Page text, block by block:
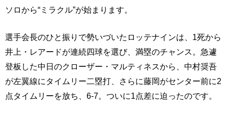
ソロから“ミラクル”が始まります。
選手会長のひと振りで勢いづいたロッテナインは、1死から
井上・レアードが連続四球を選び、満塁のチャンス。急遽
登板した中日のクローザー・マルティネスから、中村奨吾
が左翼線にタイムリー二塁打、さらに藤岡がセンター前に2
点タイムリーを放ち、6-7。ついに1点差に迫ったのです。